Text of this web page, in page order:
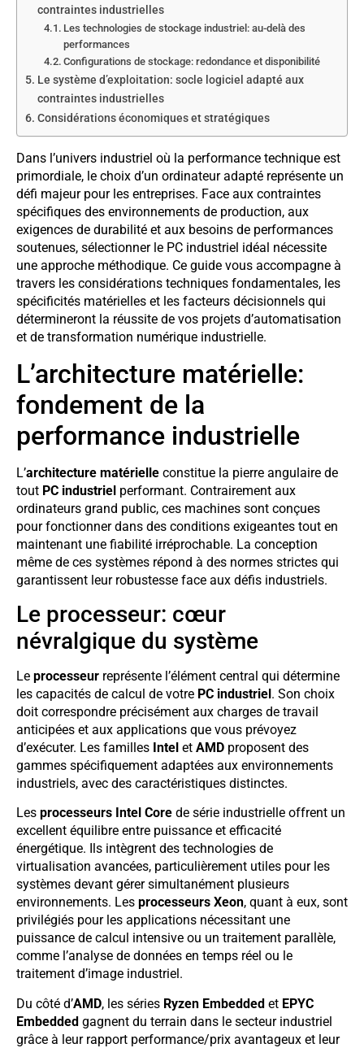
contraintes industrielles
Les technologies de stockage industriel: au-delà des
performances
Configurations de stockage: redondance et disponibilité
Le système d’exploitation: socle logiciel adapté aux
contraintes industrielles
Considérations économiques et stratégiques
Dans l’univers industriel où la performance technique est
primordiale, le choix d’un ordinateur adapté représente un
défi majeur pour les entreprises. Face aux contraintes
spécifiques des environnements de production, aux
exigences de durabilité et aux besoins de performances
soutenues, sélectionner le PC industriel idéal nécessite
une approche méthodique. Ce guide vous accompagne à
travers les considérations techniques fondamentales, les
spécificités matérielles et les facteurs décisionnels qui
détermineront la réussite de vos projets d’automatisation
et de transformation numérique industrielle.
L’architecture matérielle:
fondement de la
performance industrielle
L’architecture matérielle constitue la pierre angulaire de
tout PC industriel performant. Contrairement aux
ordinateurs grand public, ces machines sont conçues
pour fonctionner dans des conditions exigeantes tout en
maintenant une fiabilité irréprochable. La conception
même de ces systèmes répond à des normes strictes qui
garantissent leur robustesse face aux défis industriels.
Le processeur: cœur
névralgique du système
Le processeur représente l’élément central qui détermine
les capacités de calcul de votre PC industriel. Son choix
doit correspondre précisément aux charges de travail
anticipées et aux applications que vous prévoyez
d’exécuter. Les familles Intel et AMD proposent des
gammes spécifiquement adaptées aux environnements
industriels, avec des caractéristiques distinctes.
Les processeurs Intel Core de série industrielle offrent un
excellent équilibre entre puissance et efficacité
énergétique. Ils intègrent des technologies de
virtualisation avancées, particulièrement utiles pour les
systèmes devant gérer simultanément plusieurs
environnements. Les processeurs Xeon, quant à eux, sont
privilégiés pour les applications nécessitant une
puissance de calcul intensive ou un traitement parallèle,
comme l’analyse de données en temps réel ou le
traitement d’image industriel.
Du côté d’AMD, les séries Ryzen Embedded et EPYC
Embedded gagnent du terrain dans le secteur industriel
grâce à leur rapport performance/prix avantageux et leur